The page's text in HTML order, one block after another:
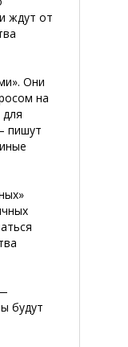
ждут от
Они
на
пишут
будут